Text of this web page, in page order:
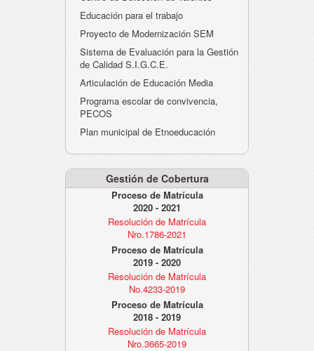
Educación para el trabajo
Proyecto de Modernización SEM
Sistema de Evaluación para la Gestión
de Calidad S.I.G.C.E.
Articulación de Educación Media
Programa escolar de convivencia,
PECOS
Plan municipal de Etnoeducación
Gestión de Cobertura
Proceso de Matrícula
2020 - 2021
Resolución de Matrícula
Nro.1786-2021
Proceso de Matrícula
2019 - 2020
Resolución de Matrícula
No.4233-2019
Proceso de Matrícula
2018 - 2019
Resolución de Matrícula
Nro.3665-2019